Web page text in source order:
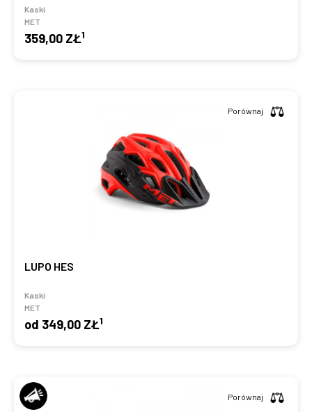
Kaski
MET
359,00 ZŁ1
LUPO HES
Kaski
MET
od 349,00 ZŁ1
Porównaj
Porównaj